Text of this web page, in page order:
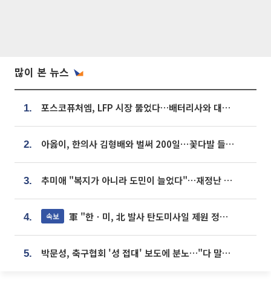
많이 본 뉴스
1. 포스코퓨처엠, LFP 시장 뚫었다…배터리사와 대규모 장기 공급 합의
2. 아옳이, 한의사 김형배와 벌써 200일⋯꽃다발 들고 "프러포즈 아냐"
3. 추미애 "복지가 아니라 도민이 늘었다"…재정난 책임론 정면돌파
4. 속보 軍 "한ㆍ미, 北 발사 탄도미사일 제원 정밀분석 중"
5. 박문성, 축구협회 '성 접대' 보도에 분노…"다 말아먹으려고 작정했나"